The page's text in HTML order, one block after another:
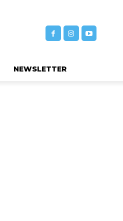
NEWSLETTER